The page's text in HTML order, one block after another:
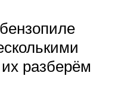
разберём